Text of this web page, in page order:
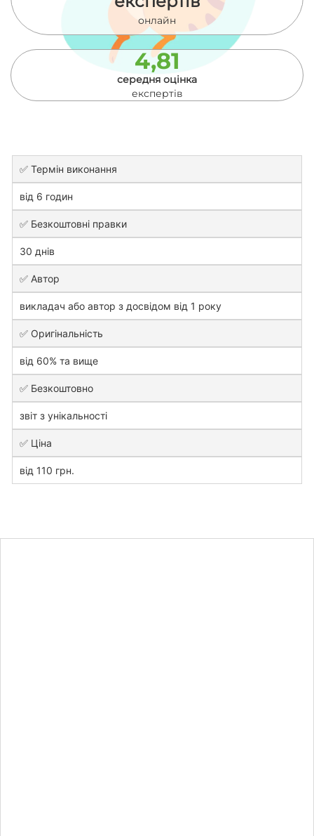
онлайн
4,81
середня оцінка
експертів
✅ Термін виконання
від 6 годин
✅ Безкоштовні правки
30 днів
✅ Автор
викладач або автор з досвідом від 1 року
✅ Оригінальність
від 60% та вище
✅ Безкоштовно
звіт з унікальності
✅ Ціна
від 110 грн.